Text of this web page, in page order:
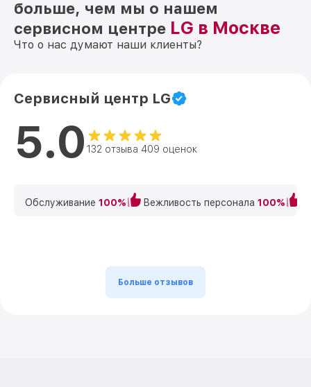
больше, чем мы о нашем
сервисном центре LG в Москве
Что о нас думают наши клиенты?
Сервисный центр LG
5.0 132 отзыва 409 оценок
Обслуживание 100% Вежливость персонала 100%
Больше отзывов